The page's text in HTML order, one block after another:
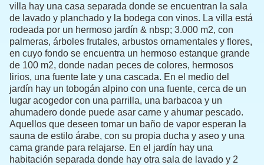
villa hay una casa separada donde se encuentran la sala
de lavado y planchado y la bodega con vinos. La villa está
rodeada por un hermoso jardín & nbsp; 3.000 m2, con
palmeras, árboles frutales, arbustos ornamentales y flores,
en cuyo fondo se encuentra un hermoso estanque grande
de 100 m2, donde nadan peces de colores, hermosos
lirios, una fuente late y una cascada. En el medio del
jardín hay un tobogán alpino con una fuente, cerca de un
lugar acogedor con una parrilla, una barbacoa y un
ahumadero donde puede asar carne y ahumar pescado.
Aquellos que deseen tomar un baño de vapor esperan la
sauna de estilo árabe, con su propia ducha y aseo y una
cama grande para relajarse. En el jardín hay una
habitación separada donde hay otra sala de lavado y 2